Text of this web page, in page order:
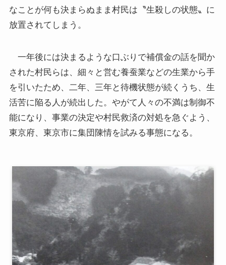
なことが何も決まらぬまま村民は〝生殺しの状態〟に
放置されてしまう。
一年後には決まるような口ぶりで補償金の話を聞か
された村民らは、細々と営む養蚕業などの生業から手
を引いたため、二年、三年と待機状態が続くうち、生
活苦に陥る人が続出した。やがて人々の不満は制御不
能になり、事業の決定や村民救済の対処を急ぐよう、
東京府、東京市に集団陳情を試みる事態になる。